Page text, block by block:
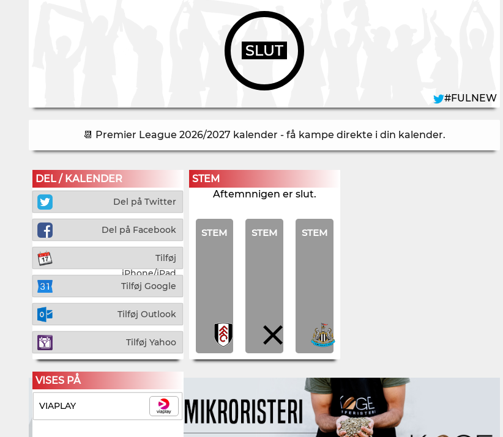
SLUT
#FULNEW
📆 Premier League 2026/2027 kalender - få kampe direkte i din kalender.
DEL / KALENDER
Del på Twitter
Del på Facebook
Tilføj
iPhone/iPad
Tilføj Google
Tilføj Outlook
Tilføj Yahoo
STEM
Aftemnnigen er slut.
STEM STEM STEM
VISES PÅ
VIAPLAY